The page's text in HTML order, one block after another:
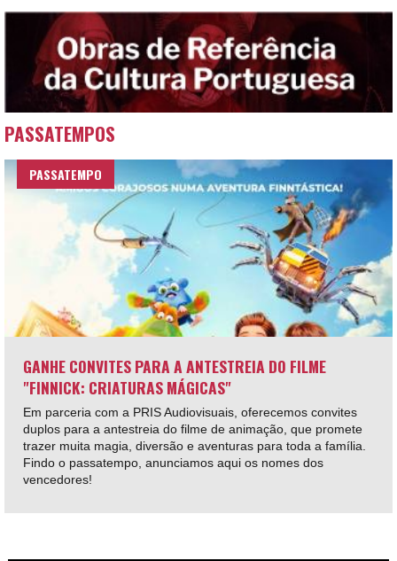
PASSATEMPOS
PASSATEMPO
GANHE CONVITES PARA A ANTESTREIA DO FILME
"FINNICK: CRIATURAS MÁGICAS"
Em parceria com a PRIS Audiovisuais, oferecemos convites
duplos para a antestreia do filme de animação, que promete
trazer muita magia, diversão e aventuras para toda a família.
Findo o passatempo, anunciamos aqui os nomes dos
vencedores!